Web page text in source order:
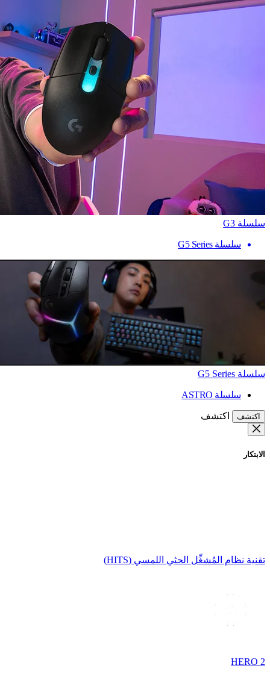
سلسلة G3
سلسلة G5 Series
سلسلة G5 Series
سلسلة ASTRO
اكتشف اكتشف
الابتكار
تقنية نظام المُشغِّل الحثي اللمسي (HITS)
HERO 2